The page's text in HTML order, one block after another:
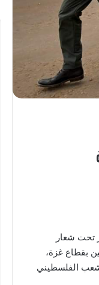
تحت شعار
بقطاع غزة،
الفلسطيني